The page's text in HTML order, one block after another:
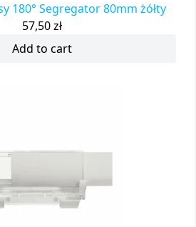
180° Segregator 80mm żółty
57,50zł
Add to cart